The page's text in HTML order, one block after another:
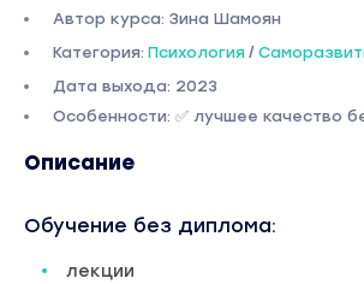
Автор курса: Зина Шамоян
Категория: Психология /
Дата выхода: 2023
Особенности: ✅ лучшее качество
Описание
Обучение без диплома:
лекции